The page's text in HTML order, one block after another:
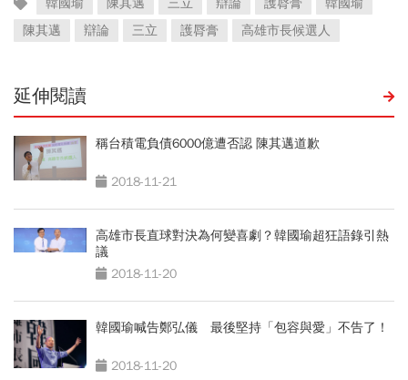
陳其邁
辯論 三立 護脣膏 高雄市長候選人
延伸閱讀
稱台積電負債6000億遭否認 陳其邁道歉
2018-11-21
高雄市長直球對決為何變喜劇？韓國瑜超狂語錄引熱
議
2018-11-20
韓國瑜喊告鄭弘儀 最後堅持「包容與愛」不告了！
2018-11-20